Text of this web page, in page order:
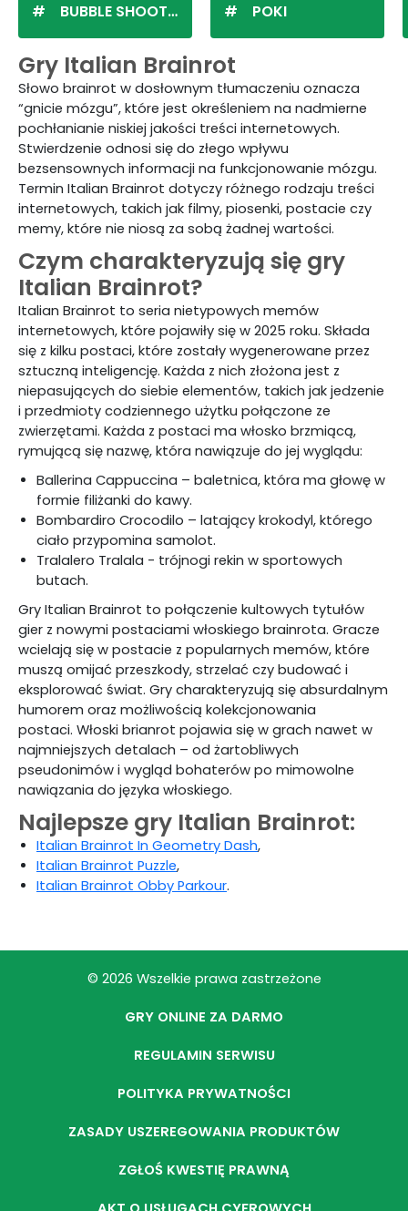
BUBBLE SHOOTER POKI
Gry Italian Brainrot
Słowo brainrot w dosłownym tłumaczeniu oznacza
“gnicie mózgu”, które jest określeniem na nadmierne
pochłanianie niskiej jakości treści internetowych.
Stwierdzenie odnosi się do złego wpływu
bezsensownych informacji na funkcjonowanie mózgu.
Termin Italian Brainrot dotyczy różnego rodzaju treści
internetowych, takich jak filmy, piosenki, postacie czy
memy, które nie niosą za sobą żadnej wartości.
Czym charakteryzują się gry
Italian Brainrot?
Italian Brainrot to seria nietypowych memów
internetowych, które pojawiły się w 2025 roku. Składa
się z kilku postaci, które zostały wygenerowane przez
sztuczną inteligencję. Każda z nich złożona jest z
niepasujących do siebie elementów, takich jak jedzenie
i przedmioty codziennego użytku połączone ze
zwierzętami. Każda z postaci ma włosko brzmiącą,
rymującą się nazwę, która nawiązuje do jej wyglądu:
Ballerina Cappuccina – baletnica, która ma głowę w
formie filiżanki do kawy.
Bombardiro Crocodilo – latający krokodyl, którego
ciało przypomina samolot.
Tralalero Tralala - trójnogi rekin w sportowych
butach.
Gry Italian Brainrot to połączenie kultowych tytułów
gier z nowymi postaciami włoskiego brainrota. Gracze
wcielają się w postacie z popularnych memów, które
muszą omijać przeszkody, strzelać czy budować i
eksplorować świat. Gry charakteryzują się absurdalnym
humorem oraz możliwością kolekcjonowania
postaci. Włoski brianrot pojawia się w grach nawet w
najmniejszych detalach – od żartobliwych
pseudonimów i wygląd bohaterów po mimowolne
nawiązania do języka włoskiego.
Najlepsze gry Italian Brainrot:
Italian Brainrot In Geometry Dash,
Italian Brainrot Puzzle,
Italian Brainrot Obby Parkour.
© 2026 Wszelkie prawa zastrzeżone
GRY ONLINE ZA DARMO
REGULAMIN SERWISU
POLITYKA PRYWATNOŚCI
ZASADY USZEREGOWANIA PRODUKTÓW
ZGŁOŚ KWESTIĘ PRAWNĄ